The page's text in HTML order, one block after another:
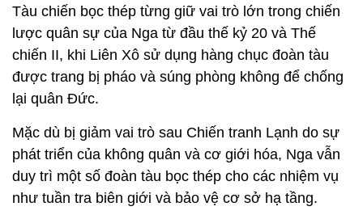
Tàu chiến bọc thép từng giữ vai trò lớn trong chiến
lược quân sự của Nga từ đầu thế kỷ 20 và Thế
chiến II, khi Liên Xô sử dụng hàng chục đoàn tàu
được trang bị pháo và súng phòng không để chống
lại quân Đức.
Mặc dù bị giảm vai trò sau Chiến tranh Lạnh do sự
phát triển của không quân và cơ giới hóa, Nga vẫn
duy trì một số đoàn tàu bọc thép cho các nhiệm vụ
như tuần tra biên giới và bảo vệ cơ sở hạ tầng.